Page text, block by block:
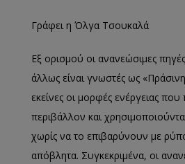
Γράφει η Όλγα Τσουκαλά
Εξ ορισμού οι ανανεώσιμες
άλλως είναι γνωστές ως
εκείνες οι μορφές ενέργειας
περιβάλλον και
χωρίς να το επιβαρύνουν με
απόβλητα. Συγκεκριμένα, οι